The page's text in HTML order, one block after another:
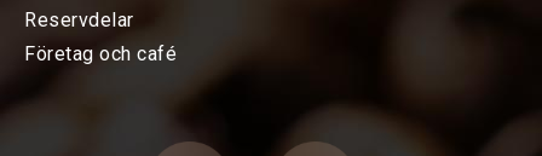
FÖRETAG OCH CAFÉ
Reservdelar
Företag och café